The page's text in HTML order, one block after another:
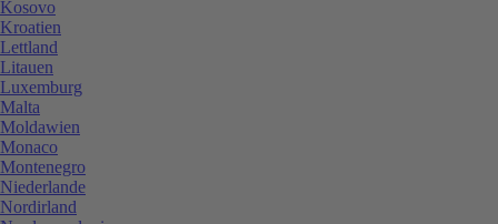
Kosovo
Kroatien
Lettland
Litauen
Luxemburg
Malta
Moldawien
Monaco
Montenegro
Niederlande
Nordirland